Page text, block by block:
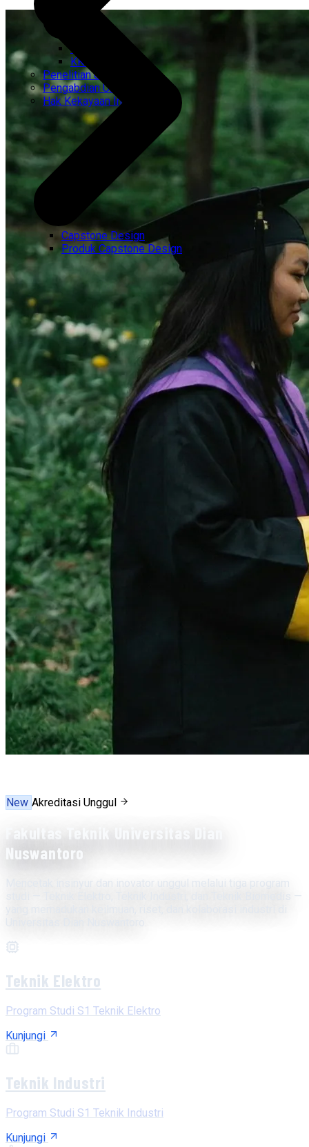
CEMTI
KK Regresi
Penelitian Unggulan
Pengabdian Unggulan
Hak Kekayaan Intelektual
Capstone Design
Produk Capstone Design
New Akreditasi Unggul
Fakultas Teknik Universitas Dian
Nuswantoro
Mencetak insinyur dan inovator unggul melalui tiga program
studi — Teknik Elektro, Teknik Industri, dan Teknik Biomedis —
Teknik Elektro
Program Studi S1 Teknik Elektro
Kunjungi
Teknik Industri
Program Studi S1 Teknik Industri
Kunjungi